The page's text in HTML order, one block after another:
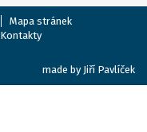
Mapa stránek
Kontakty
made by Jiří Pavlíček